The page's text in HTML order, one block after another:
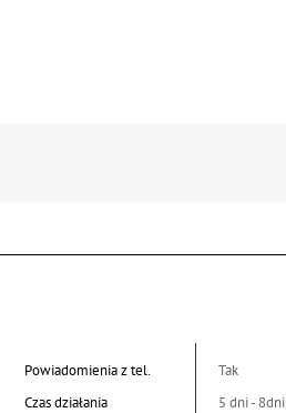
Powiadomienia z tel.
Tak
Czas działania
5 dni - 8dni